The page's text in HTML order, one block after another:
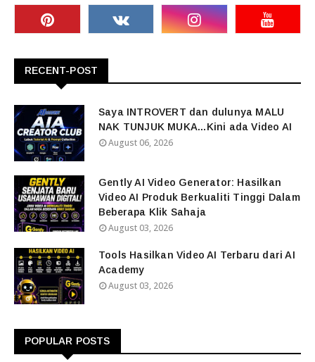
RECENT-POST
Saya INTROVERT dan dulunya MALU
NAK TUNJUK MUKA...Kini ada Video AI
August 06, 2026
Gently AI Video Generator: Hasilkan
Video AI Produk Berkualiti Tinggi Dalam
Beberapa Klik Sahaja
August 03, 2026
Tools Hasilkan Video AI Terbaru dari AI
Academy
August 03, 2026
POPULAR POSTS